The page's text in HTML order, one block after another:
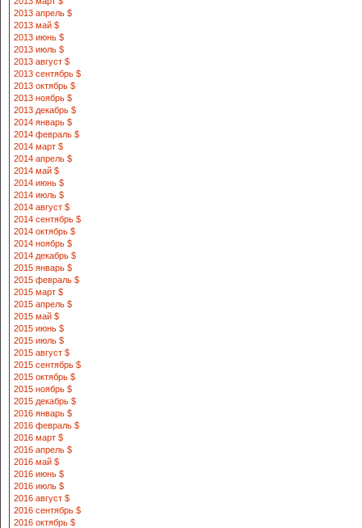
2013 апрель $
2013 май $
2013 июнь $
2013 июль $
2013 август $
2013 сентябрь $
2013 октябрь $
2013 ноябрь $
2013 декабрь $
2014 январь $
2014 февраль $
2014 март $
2014 апрель $
2014 май $
2014 июнь $
2014 июль $
2014 август $
2014 сентябрь $
2014 октябрь $
2014 ноябрь $
2014 декабрь $
2015 январь $
2015 февраль $
2015 март $
2015 апрель $
2015 май $
2015 июнь $
2015 июль $
2015 август $
2015 сентябрь $
2015 октябрь $
2015 ноябрь $
2015 декабрь $
2016 январь $
2016 февраль $
2016 март $
2016 апрель $
2016 май $
2016 июнь $
2016 июль $
2016 август $
2016 сентябрь $
2016 октябрь $